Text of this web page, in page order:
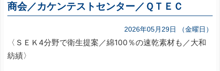
商会／カケンテストセンター／ＱＴＥＣ
2026年05月29日 （金曜日）
〈ＳＥＫ4分野で衛生提案／綿100％の速乾素材も／大和
紡績〉